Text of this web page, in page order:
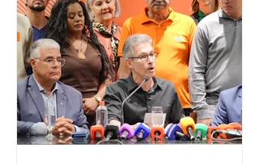
do Serviço Brasileiro de Apoio às Micro
e Pequenas Empresas (Sebrae),
realizado a partir de dados do Instituto
Brasileiro de Geografia e Estatística
(IBGE). O estudo do Sebrae mostra que,
no quarto trimestre de 2025, os
empreendedores 60+ formalizados
atingiram o maior rendime